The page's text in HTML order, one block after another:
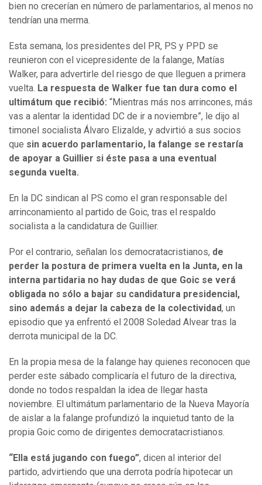
bien no crecerían en número de parlamentarios, al menos no
tendrían una merma.
Esta semana, los presidentes del PR, PS y PPD se
reunieron con el vicepresidente de la falange, Matías
Walker, para advertirle del riesgo de que lleguen a primera
vuelta. La respuesta de Walker fue tan dura como el
ultimátum que recibió: “Mientras más nos arrincones, más
vas a alentar la identidad DC de ir a noviembre”, le dijo al
timonel socialista Álvaro Elizalde, y advirtió a sus socios
que sin acuerdo parlamentario, la falange se restaría
de apoyar a Guillier si éste pasa a una eventual
segunda vuelta.
En la DC sindican al PS como el gran responsable del
arrinconamiento al partido de Goic, tras el respaldo
socialista a la candidatura de Guillier.
Por el contrario, señalan los democratacristianos, de
perder la postura de primera vuelta en la Junta, en la
interna partidaria no hay dudas de que Goic se verá
obligada no sólo a bajar su candidatura presidencial,
sino además a dejar la cabeza de la colectividad, un
episodio que ya enfrentó el 2008 Soledad Alvear tras la
derrota municipal de la DC.
En la propia mesa de la falange hay quienes reconocen que
perder este sábado complicaría el futuro de la directiva,
donde no todos respaldan la idea de llegar hasta
noviembre. El ultimátum parlamentario de la Nueva Mayoría
de aislar a la falange profundizó la inquietud tanto de la
propia Goic como de dirigentes democratacristianos.
“Ella está jugando con fuego”, dicen al interior del
partido, advirtiendo que una derrota podría hipotecar un